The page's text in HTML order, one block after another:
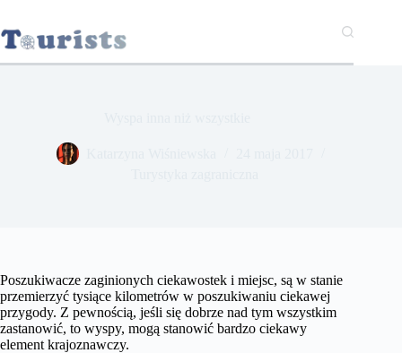
treści
Poszukiwacze zaginionych ciekawostek i miejsc, są w stanie
przemierzyć tysiące kilometrów w poszukiwaniu ciekawej
przygody. Z pewnością, jeśli się dobrze nad tym wszystkim
zastanowić, to wyspy, mogą stanowić bardzo ciekawy
element krajoznawczy.